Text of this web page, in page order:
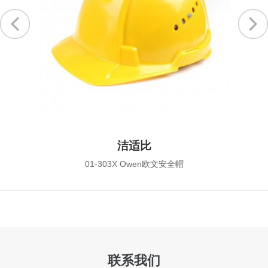
洁适比
01-901X Force 9A3威力9头...
联系我们